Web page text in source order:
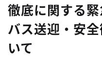
徹底に関する
バス送迎・安
いて